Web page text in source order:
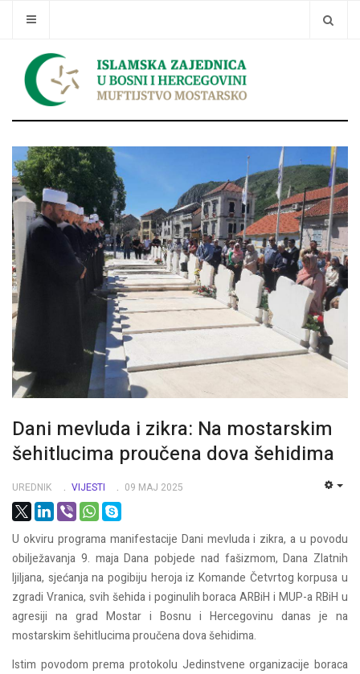
Traži
Dani mevluda i zikra: Na mostarskim
šehitlucima proučena dova šehidima
UREDNIK VIJESTI 09 MAJ 2025
U okviru programa manifestacije Dani mevluda i zikra, a u povodu
obilježavanja 9. maja Dana pobjede nad fašizmom, Dana Zlatnih
ljiljana, sjećanja na pogibiju heroja iz Komande Četvrtog korpusa u
zgradi Vranica, svih šehida i poginulih boraca ARBiH i MUP-a RBiH u
agresiji na grad Mostar i Bosnu i Hercegovinu danas je na
mostarskim šehitlucima proučena dova šehidima.
Istim povodom prema protokolu Jedinstvene organizacije boraca